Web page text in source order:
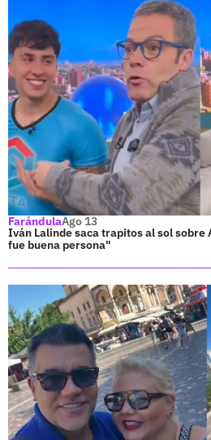
FarándulaAgo 13
Iván Lalinde saca trapitos al sol sobre
fue buena persona"